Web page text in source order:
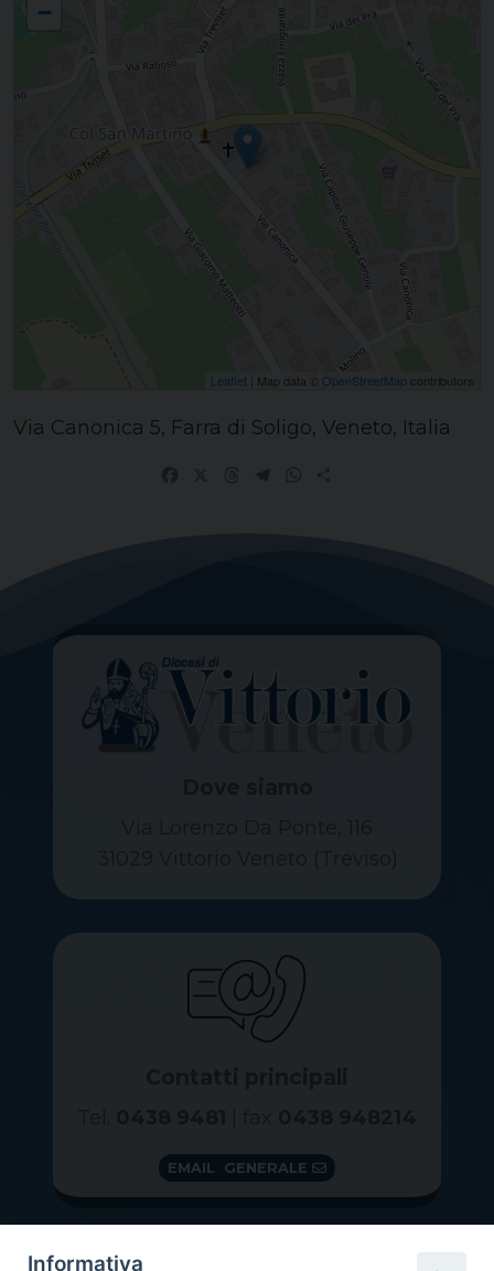
−
Leaflet | Map data © OpenStreetMap contributors
Via Canonica 5, Farra di Soligo, Veneto, Italia
EMAIL GENERALE
Informativa